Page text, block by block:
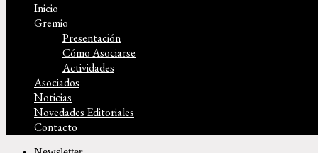
Inicio
Gremio
Presentación
Cómo Asociarse
Actividades
Asociados
Noticias
Novedades Editoriales
Contacto